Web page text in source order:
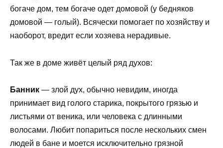
богаче дом, тем богаче одет домовой (у бедняков
домовой — голый). Всячески помогает по хозяйству и
наоборот, вредит если хозяева нерадивые.
Так же в доме живёт целый ряд духов:
Банник — злой дух, обычно невидим, иногда
принимает вид голого старика, покрытого грязью и
листьями от веника, или человека с длинными
волосами. Любит попариться после нескольких смен
людей в бане и моется исключительно грязной